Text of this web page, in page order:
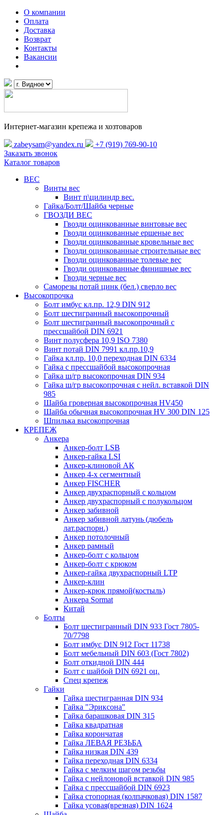
О компании
Оплата
Доставка
Возврат
Контакты
Вакансии
Интернет-магазин крепежа и хозтоваров
zabeysam@yandex.ru
+7 (919) 769-90-10
Заказать звонок
Каталог товаров
ВЕС
Винты вес
Винт п\цилиндр вес.
Гайка/Болт/Шайба черные
ГВОЗДИ ВЕС
Гвозди оцинкованные винтовые вес
Гвозди оцинкованные ершеные вес
Гвозди оцинкованные кровельные вес
Гвозди оцинкованные строительные вес
Гвозди оцинкованные толевые вес
Гвозди оцинкованные финишные вес
Гвозди черные вес
Саморезы потай цинк (бел.) сверло вес
Высокопрочка
Болт имбус кл.пр. 12,9 DIN 912
Болт шестигранный высокопрочный
Болт шестигранный высокопрочный с
прессшайбой DIN 6921
Винт полусфера 10,9 ISO 7380
Винт потай DIN 7991 кл.пр.10,9
Гайка кл.пр. 10,0 переходная DIN 6334
Гайка с прессшайбой высокопрочная
Гайка ш/гр высокопрочная DIN 934
Гайка ш/гр высокопрочная с нейл. вставкой DIN
985
Шайба гроверная высокопрочная HV450
Шайба обычная высокопрочная HV 300 DIN 125
Шпилька высокопрочная
КРЕПЕЖ
Анкера
Анкер-болт LSB
Анкер-гайка LSI
Анкер-клиновой АК
Анкер 4-х сегментный
Анкер FISCHER
Анкер двухраспорный с кольцом
Анкер двухраспорный с полукольцом
Анкер забивной
Анкер забивной латунь (дюбель
лат.распорн.)
Анкер потолочный
Анкер рамный
Анкер-болт с кольцом
Анкер-болт с крюком
Анкер-гайка двухраспорный LTP
Анкер-клин
Анкер-крюк прямой(костыль)
Анкера Sormat
Китай
Болты
Болт шестигранный DIN 933 Гост 7805-
70/7798
Болт имбус DIN 912 Гост 11738
Болт мебельный DIN 603 (Гост 7802)
Болт откидной DIN 444
Болт с шайбой DIN 6921 оц.
Спец крепеж
Гайки
Гайка шестигранная DIN 934
Гайка "Эриксона"
Гайка барашковая DIN 315
Гайка квадратная
Гайка корончатая
Гайка ЛЕВАЯ РЕЗЬБА
Гайка низкая DIN 439
Гайка переходная DIN 6334
Гайка с мелким шагом резьбы
Гайка с нейлоновой вставкой DIN 985
Гайка с прессшайбой DIN 6923
Гайка стопорная (колпачковая) DIN 1587
Гайка усовая(врезная) DIN 1624